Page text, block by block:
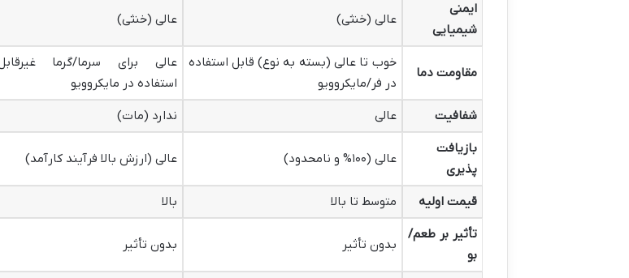
ایمنی
شیمیایی
عالی (خنثی) عالی (خنثی)
مقاومت دما
خوب تا عالی (بسته به نوع) قابل استفاده
در فر/مایکروویو
عالی برای سرما/گرما
استفاده در مایکروویو
شفافیت
عالی ندارد (مات)
بازیافت
پذیری
عالی (۱۰۰% و نامحدود) عالی (ارزش بالا فرآیند کارآمد)
قیمت اولیه
متوسط تا بالا بالا
تأثیر بر طعم/
بو
بدون تأثیر بدون تأثیر